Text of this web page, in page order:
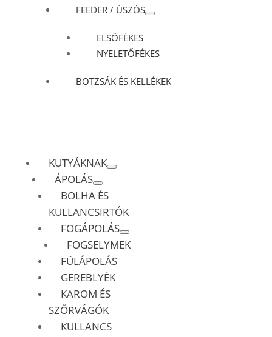
FEEDER / ÚSZÓS
ELSŐFÉKES
NYELETŐFÉKES
BOTZSÁK ÉS KELLÉKEK
KUTYÁKNAK
ÁPOLÁS
BOLHA ÉS
KULLANCSIRTÓK
FOGÁPOLÁS
FOGSELYMEK
FÜLÁPOLÁS
GEREBLYÉK
KAROM ÉS
SZŐRVÁGÓK
KULLANCS